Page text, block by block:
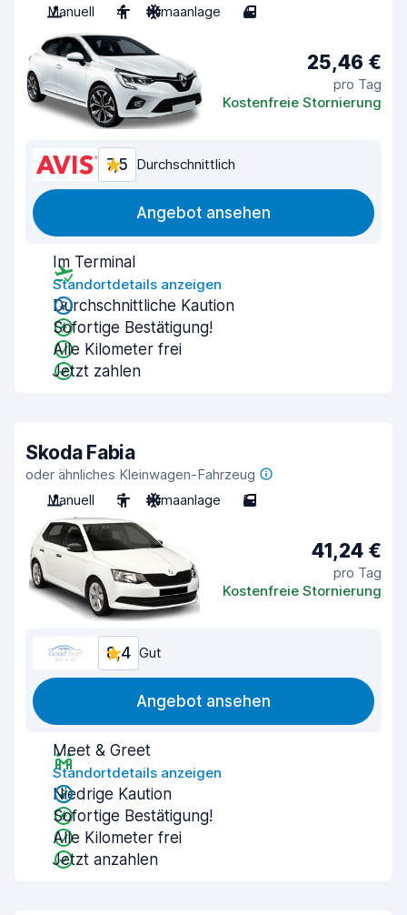
Manuell
4 Klimaanlage 4
25,46 €
pro Tag
Kostenfreie Stornierung
7,5 Durchschnittlich
Angebot ansehen
Im Terminal
Standortdetails anzeigen
Durchschnittliche Kaution
Sofortige Bestätigung!
Alle Kilometer frei
Jetzt zahlen
Skoda Fabia
oder ähnliches Kleinwagen-Fahrzeug
Manuell
5 Klimaanlage 5
41,24 €
pro Tag
Kostenfreie Stornierung
8,4 Gut
Angebot ansehen
Meet & Greet
Standortdetails anzeigen
Niedrige Kaution
Sofortige Bestätigung!
Alle Kilometer frei
Jetzt anzahlen